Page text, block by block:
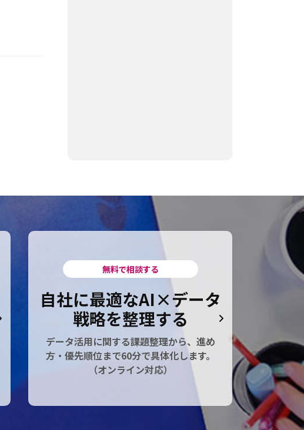
無料で相談する
自社に最適なAI×データ
戦略を整理する
データ活用に関する課題整理から、進め
方・優先順位まで60分で具体化します。
（オンライン対応）